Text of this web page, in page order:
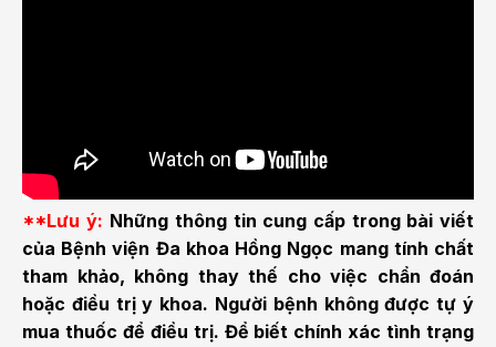
**Lưu ý: Những thông tin cung cấp trong bài viết
của Bệnh viện Đa khoa Hồng Ngọc mang tính chất
tham khảo, không thay thế cho việc chẩn đoán
hoặc điều trị y khoa. Người bệnh không được tự ý
mua thuốc để điều trị. Để biết chính xác tình trạng